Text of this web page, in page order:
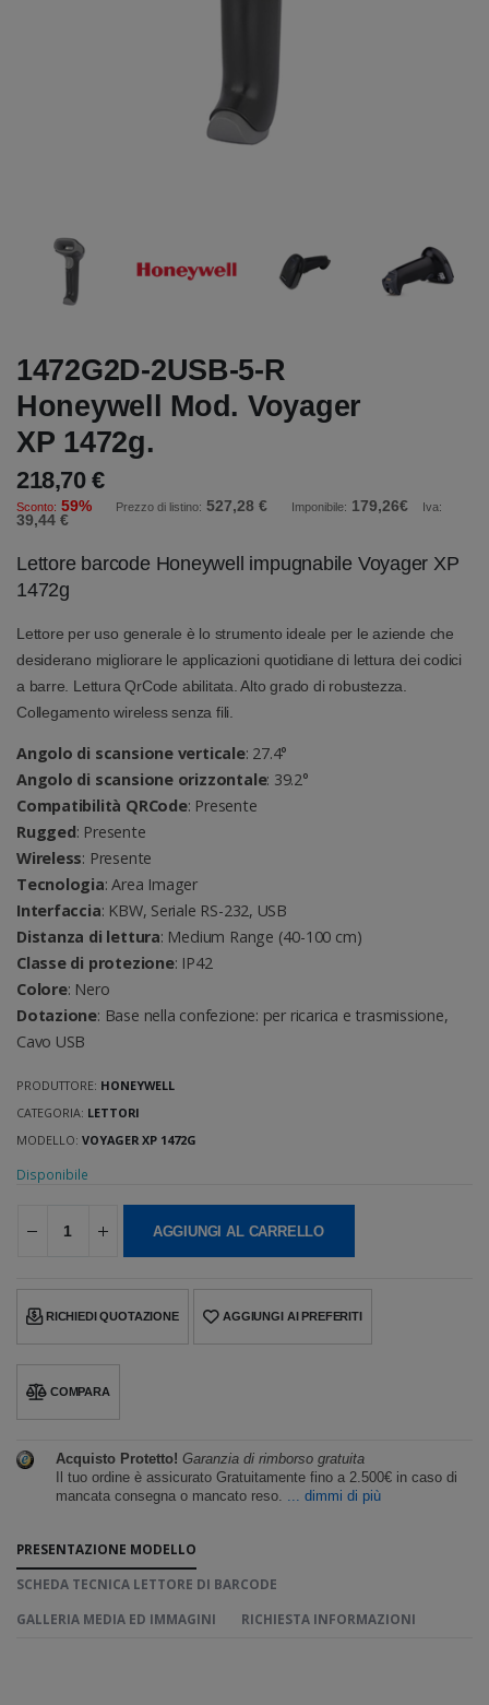
1472G2D-2USB-5-R
Honeywell Mod. Voyager
XP 1472g.
218,70 €
Sconto: 59% Prezzo di listino: 527,28 € Imponibile: 179,26€ Iva:
39,44 €
Lettore barcode Honeywell impugnabile Voyager XP
1472g
Lettore per uso generale è lo strumento ideale per le aziende che
desiderano migliorare le applicazioni quotidiane di lettura dei codici
a barre. Lettura QrCode abilitata. Alto grado di robustezza.
Collegamento wireless senza fili.
Angolo di scansione verticale: 27.4°
Angolo di scansione orizzontale: 39.2°
Compatibilità QRCode: Presente
Rugged: Presente
Wireless: Presente
Tecnologia: Area Imager
Interfaccia: KBW, Seriale RS-232, USB
Distanza di lettura: Medium Range (40-100 cm)
Classe di protezione: IP42
Colore: Nero
Dotazione: Base nella confezione: per ricarica e trasmissione,
Cavo USB
PRODUTTORE: HONEYWELL
CATEGORIA: LETTORI
MODELLO:VOYAGER XP 1472G
Disponibile
AGGIUNGI AL CARRELLO
RICHIEDI QUOTAZIONE AGGIUNGI AI PREFERITI
COMPARA
Acquisto Protetto! Garanzia di rimborso gratuita
Il tuo ordine è assicurato Gratuitamente fino a 2.500€ in caso di
mancata consegna o mancato reso. ... dimmi di più
PRESENTAZIONE MODELLO
SCHEDA TECNICA LETTORE DI BARCODE
GALLERIA MEDIA ED IMMAGINI
RICHIESTA INFORMAZIONI